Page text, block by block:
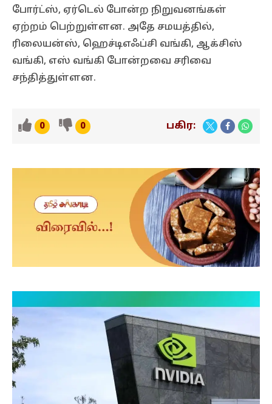
போர்ட்ஸ், ஏர்டெல் போன்ற நிறுவனங்கள்
ஏற்றம் பெற்றுள்ளன. அதே சமயத்தில்,
ரிலையன்ஸ், ஹெச்டிஎஃப்சி வங்கி, ஆக்சிஸ்
வங்கி, எஸ் வங்கி போன்றவை சரிவை
சந்தித்துள்ளன.
0 0 பகிர: